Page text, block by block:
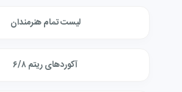
لیست تمام هنرمندان
آکوردهای ریتم ۶/۸